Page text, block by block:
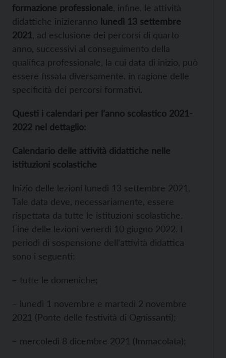
formazione professionale , infine, le attività
didattiche inizieranno lunedì 13 settembre
2021 , ad esclusione dei percorsi di quarto
anno, successivi al conseguimento della
qualifica professionale, la cui data di inizio, può
essere fissata diversamente, in ragione delle
specificità dei percorsi formativi.
Questi i calendari per l’anno scolastico 2021-
2022 nel dettaglio:
Calendario delle attività didattiche nelle
istituzioni scolastiche
Inizio delle lezioni lunedì 13 settembre 2021.
Tale data deve, necessariamente, essere
rispettata da tutte le istituzioni scolastiche.
Fine delle lezioni venerdì 10 giugno 2022. I
periodi di sospensione dell’attività didattica
sono i seguenti:
– tutte le domeniche;
– lunedì 1 novembre e martedì 2 novembre
2021 (Ponte delle festività di Ognissanti);
– mercoledì 8 dicembre 2021 (Immacolata);